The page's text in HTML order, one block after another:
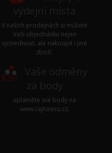
V našich prodejnách si můžete
Vaši objednávku nejen
vyzvednout, ale nakoupit i jiné
zboží.
uplatněte své body na
www.rajhasicu.cz.